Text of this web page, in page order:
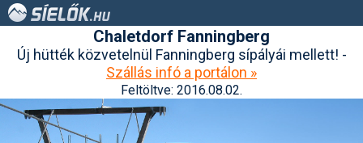
Chaletdorf Fanningberg
Új hütték közvetelnül Fanningberg sípályái mellett! -
Szállás infó a portálon »
Feltöltve: 2016.08.02.